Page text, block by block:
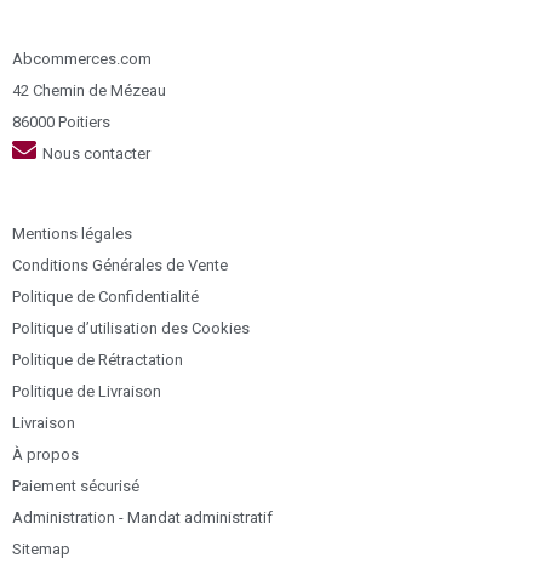
Abcommerces.com
42 Chemin de Mézeau
86000 Poitiers
Nous contacter
Mentions légales
Conditions Générales de Vente
Politique de Confidentialité
Politique d’utilisation des Cookies
Politique de Rétractation
Politique de Livraison
Livraison
À propos
Paiement sécurisé
Administration - Mandat administratif
Sitemap